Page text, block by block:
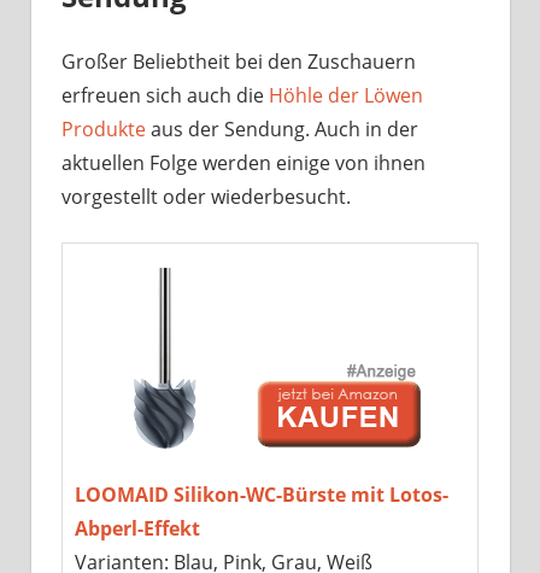
Großer Beliebtheit bei den Zuschauern
erfreuen sich auch die Höhle der Löwen
Produkteaus der Sendung. Auch in der
aktuellen Folge werden einige von ihnen
vorgestellt oder wiederbesucht.
LOOMAID Silikon-WC-Bürste mit Lotos-
Abperl-Effekt
Varianten: Blau, Pink, Grau, Weiß